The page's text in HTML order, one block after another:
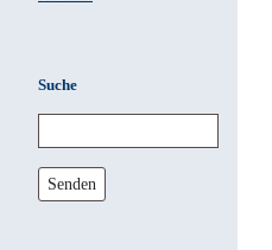
Suche
Senden